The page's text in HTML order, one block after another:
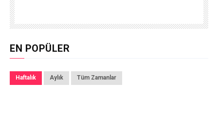
EN POPÜLER
Haftalık Aylık Tüm Zamanlar